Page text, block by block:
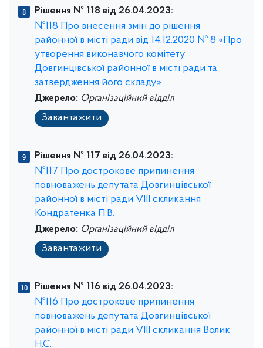
Рішення № 118 від 26.04.2023:
№118 Про внесення змін до рішення
районної в місті ради від 14.12.2020 № 8 «Про
утворення виконавчого комітету
Довгинцівської районної в місті ради та
затвердження його складу»
Джерело: Організаційний відділ
Завантажити
Рішення № 117 від 26.04.2023:
№117 Про дострокове припинення
повноважень депутата Довгинцівської
районної в місті ради VІІІ скликання
Кондратенка П.В.
Джерело: Організаційний відділ
Завантажити
Рішення № 116 від 26.04.2023:
№116 Про дострокове припинення
повноважень депутата Довгинцівської
районної в місті ради VІІІ скликання Волик
Н.С.